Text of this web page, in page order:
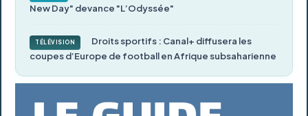
New Day" devance "L’Odyssée"
TÉLÉVISION
Droits sportifs : Canal+ diffusera les
coupes d’Europe de football en Afrique subsaharienne